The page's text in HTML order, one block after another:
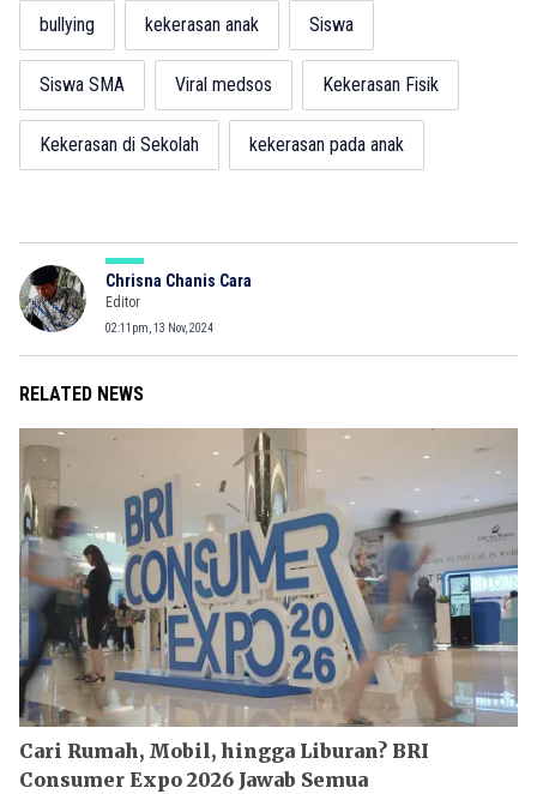
bullying kekerasan anak Siswa
Siswa SMA Viral medsos Kekerasan Fisik
Kekerasan di Sekolah kekerasan pada anak
Chrisna Chanis Cara
Editor
02:11pm, 13 Nov, 2024
RELATED NEWS
Cari Rumah, Mobil, hingga Liburan? BRI
Consumer Expo 2026 Jawab Semua